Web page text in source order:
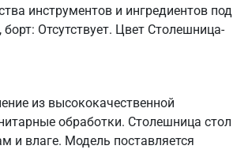
инструментов и ингредиентов под
Отсутствует. Цвет Столешница-
из высококачественной
обработки. Столешница стол
и влаге. Модель поставляется